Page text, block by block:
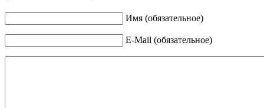
Имя (обязательное)
E-Mail (обязательное)